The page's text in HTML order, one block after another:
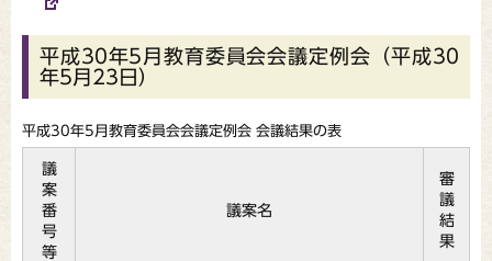
平成30年5月教育委員会会議定例会（平成30
年5月23日）
平成30年5月教育委員会会議定例会 会議結果の表
議
案
番
号
等
議案名
審
議
結
果